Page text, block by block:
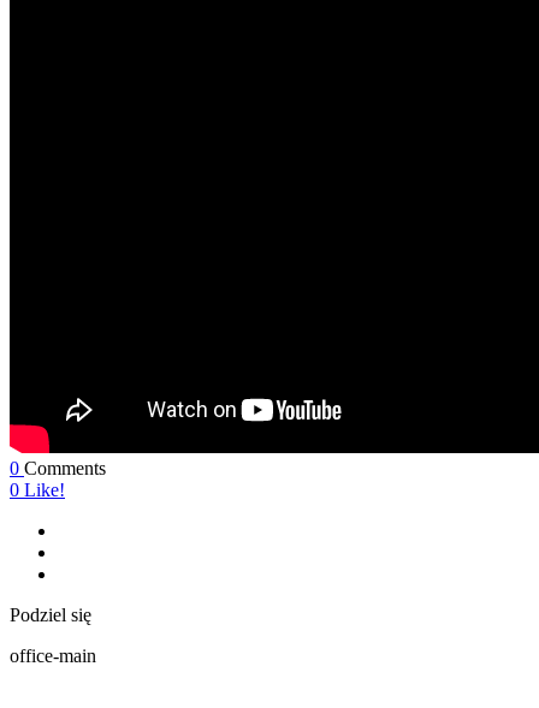
0 Comments
0 Like!
Podziel się
office-main